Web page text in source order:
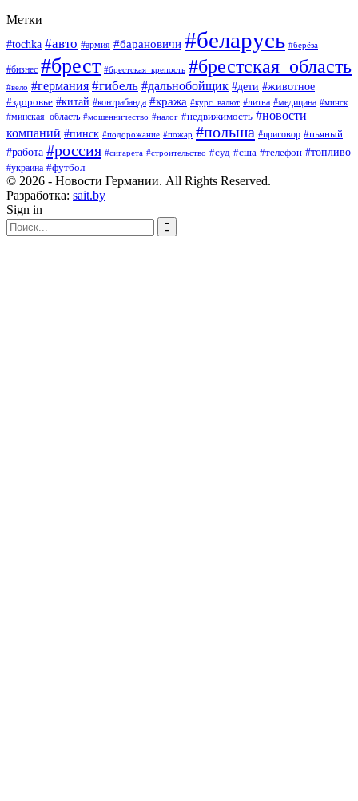
Метки
#tochka #авто #армия #барановичи #беларусь #берёза
#бизнес #брест #брестская_крепость #брестская_область
#вело #германия #гибель #дальнобойщик #дети #животное
#здоровье #китай #контрабанда #кража #курс_валют #литва #медицина #минск
#минская_область #мошенничество #налог #недвижимость #новости
компаний #пинск #подорожание #пожар #польша #приговор #пьяный
#работа #россия #сигарета #строительство #суд #сша #телефон #топливо
#украина #футбол
© 2026 - Новости Германии. All Rights Reserved.
Разработка: sait.by
Sign in